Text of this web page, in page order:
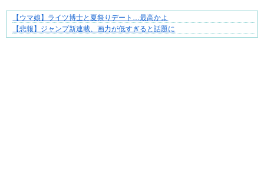
【マンガ】バラシ屋トシヤの漫画セレクション
【ウマ娘】ライツ博士と夏祭りデート…最高かよ
【悲報】ジャンプ新連載、画力が低すぎると話題に